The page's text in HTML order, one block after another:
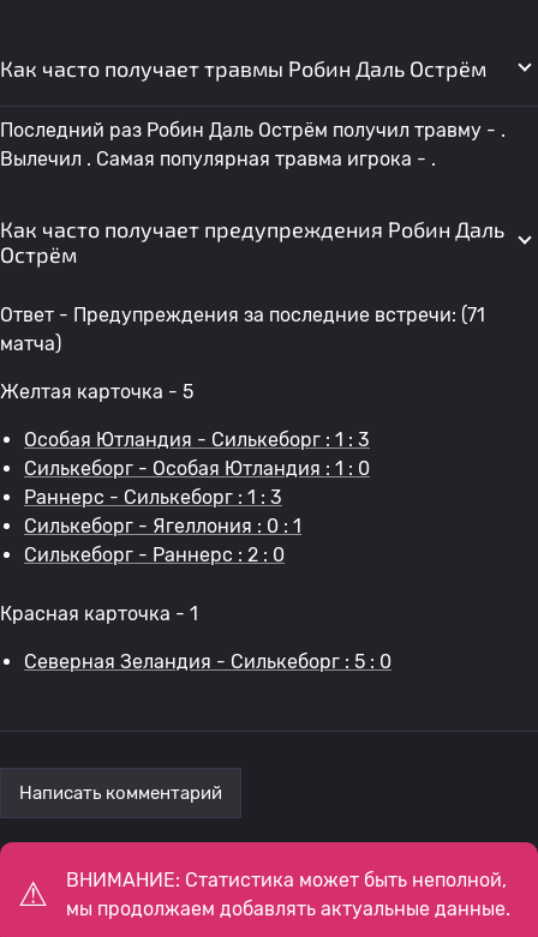
Как часто получает травмы Робин Даль Острём
Последний раз Робин Даль Острём получил травму - .
Вылечил . Самая популярная травма игрока - .
Как часто получает предупреждения Робин Даль
Острём
Ответ - Предупреждения за последние встречи: (71
матча)
Желтая карточка - 5
Особая Ютландия - Силькеборг : 1 : 3
Силькеборг - Особая Ютландия : 1 : 0
Раннерс - Силькеборг : 1 : 3
Силькеборг - Ягеллония : 0 : 1
Силькеборг - Раннерс : 2 : 0
Красная карточка - 1
Северная Зеландия - Силькеборг : 5 : 0
Написать комментарий
ВНИМАНИЕ: Статистика может быть неполной,
мы продолжаем добавлять актуальные данные.